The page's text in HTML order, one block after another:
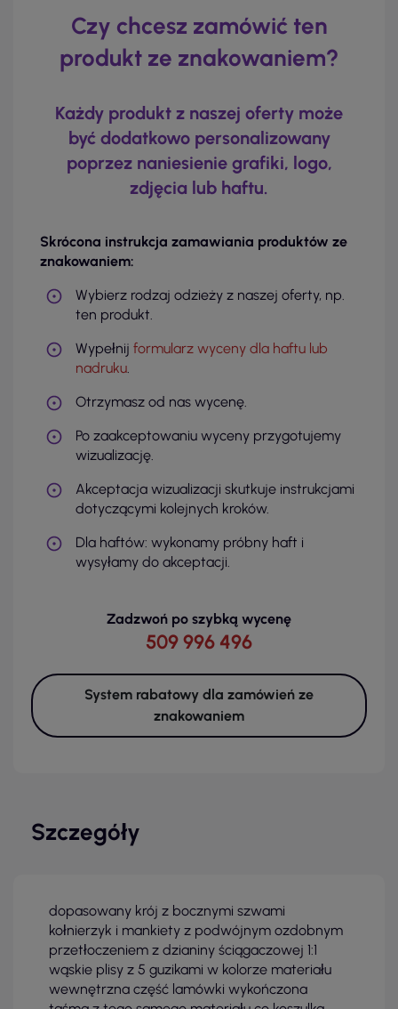
Czy chcesz zamówić ten
produkt ze znakowaniem?
Każdy produkt z naszej oferty może
być dodatkowo personalizowany
poprzez naniesienie grafiki, logo,
zdjęcia lub haftu.
Skrócona instrukcja zamawiania produktów ze
znakowaniem:
Wybierz rodzaj odzieży z naszej oferty, np.
ten produkt.
Wypełnij formularz wyceny dla haftu lub
nadruku.
Otrzymasz od nas wycenę.
Po zaakceptowaniu wyceny przygotujemy
wizualizację.
Akceptacja wizualizacji skutkuje instrukcjami
dotyczącymi kolejnych kroków.
Dla haftów: wykonamy próbny haft i
wysyłamy do akceptacji.
Zadzwoń po szybką wycenę
509 996 496
System rabatowy dla zamówień ze
znakowaniem
Szczegóły
dopasowany krój z bocznymi szwami
kołnierzyk i mankiety z podwójnym ozdobnym
przetłoczeniem z dzianiny ściągaczowej 1:1
wąskie plisy z 5 guzikami w kolorze materiału
wewnętrzna część lamówki wykończona